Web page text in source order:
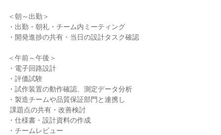
＜朝～出勤＞
・出勤・朝礼・チーム内ミーティング
・開発進捗の共有・当日の設計タスク確認
＜午前～午後＞
・電子回路設計
・評価試験
・試作装置の動作確認、測定データ分析
・製造チームや品質保証部門と連携し
・仕様書・設計資料の作成
・チームレビュー